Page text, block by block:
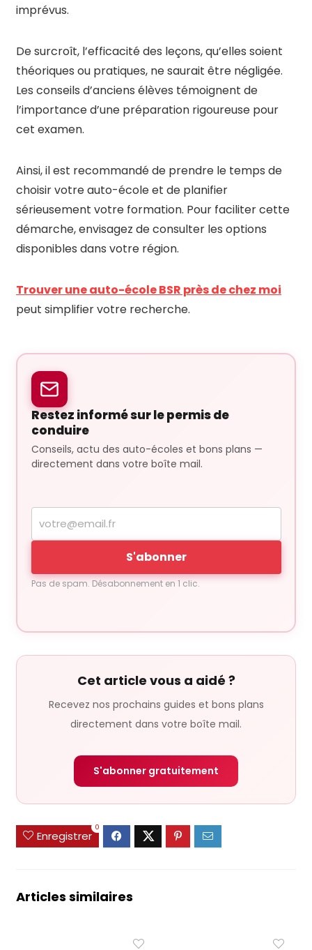
imprévus.
De surcroît, l’efficacité des leçons, qu’elles soient
théoriques ou pratiques, ne saurait être négligée.
Les conseils d’anciens élèves témoignent de
l’importance d’une préparation rigoureuse pour
cet examen.
Ainsi, il est recommandé de prendre le temps de
choisir votre auto-école et de planifier
sérieusement votre formation. Pour faciliter cette
démarche, envisagez de consulter les options
disponibles dans votre région.
Trouver une auto-école BSR près de chez moi
peut simplifier votre recherche.
Restez informé sur le permis de
conduire
Conseils, actu des auto-écoles et bons plans —
directement dans votre boîte mail.
adresse
mail
S'abonner
Pas de spam. Désabonnement en 1 clic.
Cet article vous a aidé ?
Recevez nos prochains guides et bons plans
directement dans votre boîte mail.
S'abonner gratuitement
Enregistrer
0
Articles similaires